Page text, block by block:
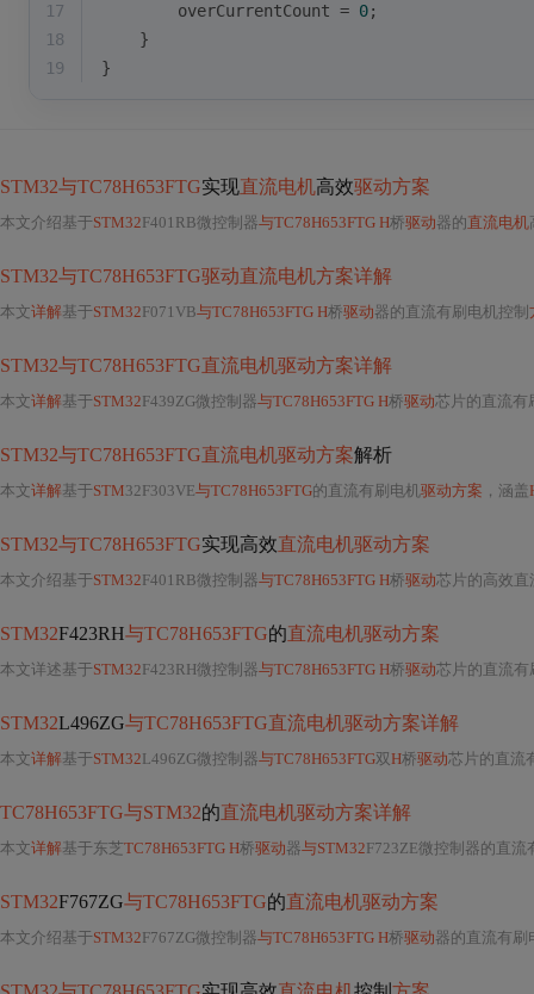
17
        overCurrentCount =
0;
18
    }
19
}
STM32与TC78H653FTG实现直流电机高效驱动方案
本文介绍基于STM32F401RB微控制器与TC78H653FTG H桥驱动器的直流电机
STM32与TC78H653FTG驱动直流电机方案详解
本文详解基于STM32F071VB与TC78H653FTG H桥驱动器的直流有刷电机控制
STM32与TC78H653FTG直流电机驱动方案详解
本文详解基于STM32F439ZG微控制器与TC78H653FTG H桥驱动芯片的直流有
STM32与TC78H653FTG直流电机驱动方案解析
本文详解基于STM32F303VE与TC78H653FTG的直流有刷电机驱动方案 ，涵盖
STM32与TC78H653FTG实现高效直流电机驱动方案
本文介绍基于STM32F401RB微控制器与TC78H653FTG H桥驱动芯片的高效直
STM32F423RH与TC78H653FTG的直流电机驱动方案
本文详述基于STM32F423RH微控制器与TC78H653FTG H桥驱动芯片的直流有
STM32L496ZG与TC78H653FTG直流电机驱动方案详解
本文详解基于STM32L496ZG微控制器与TC78H653FTG双H桥驱动芯片的直流
TC78H653FTG与STM32的直流电机驱动方案详解
本文详解基于东芝TC78H653FTG H桥驱动器与STM32F723ZE微控制器的直流
STM32F767ZG与TC78H653FTG的直流电机驱动方案
本文介绍基于STM32F767ZG微控制器与TC78H653FTG H桥驱动器的直流有刷